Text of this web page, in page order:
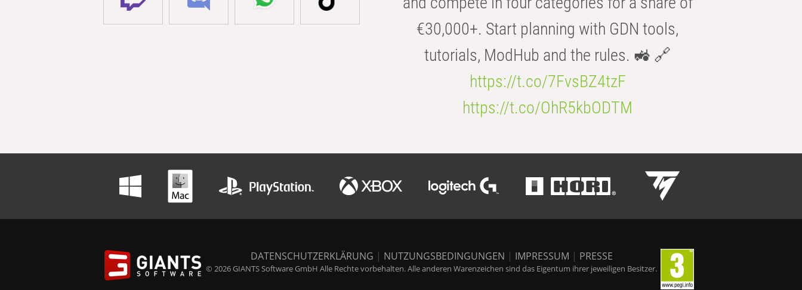
€30,000+. Start planning with GDN tools,
tutorials, ModHub and the rules. 🚜 🔗
https://t.co/7FvsBZ4tzF
https://t.co/OhR5kbODTM
DATENSCHUTZERKLÄRUNG | NUTZUNGSBEDINGUNGEN | IMPRESSUM | PRESSE
© 2026 GIANTS Software GmbH Alle Rechte vorbehalten. Alle anderen Warenzeichen sind das Eigentum ihrer jeweiligen Besitzer.